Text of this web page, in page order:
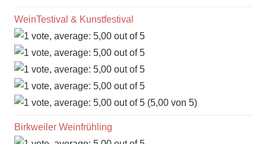
WeinTestival & Kunstfestival
(5,00 von 5)
Birkweiler Weinfrühling